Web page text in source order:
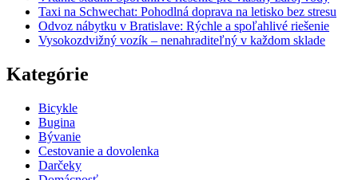
Taxi na Schwechat: Pohodlná doprava na letisko bez stresu
Odvoz nábytku v Bratislave: Rýchle a spoľahlivé riešenie
Vysokozdvižný vozík – nenahraditeľný v každom sklade
Kategórie
Bicykle
Bugina
Bývanie
Cestovanie a dovolenka
Darčeky